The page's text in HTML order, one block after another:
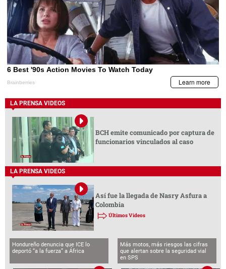
LA PRENSA VIDEOS
BCH emite comunicado por captura de
funcionarios vinculados al caso
LA PRENSA VIDEOS
Así fue la llegada de Nasry Asfura a
Colombia
Últimos Videos
Hondureño denuncia que ICE lo
deportó “a la fuerza” a África
Más motos, más riesgos las cifras
que alertan sobre la seguridad vial
en SPS